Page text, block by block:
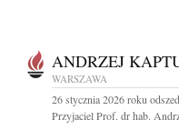
ANDRZEJ
WARSZAWA
26 stycznia 2026 roku
Przyjaciel Prof. dr hab.